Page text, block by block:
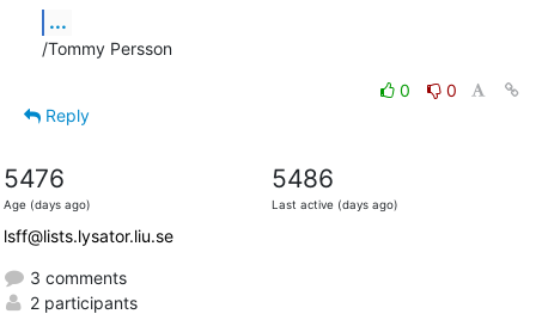
...
/Tommy Persson
0
0
Reply
5476
Age (days ago)
5486
Last active (days ago)
lsff@lists.lysator.liu.se
3 comments
2 participants